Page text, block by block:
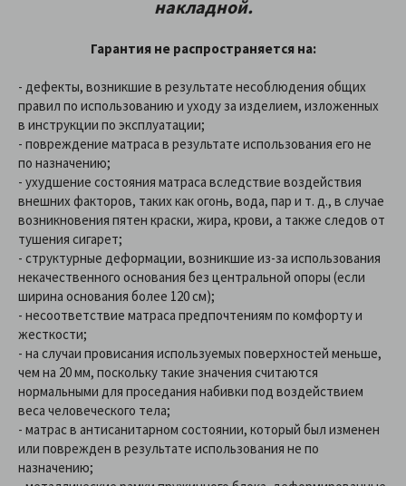
накладной.
Гарантия не распространяется на:
- дефекты, возникшие в результате несоблюдения общих
правил по использованию и уходу за изделием, изложенных
в инструкции по эксплуатации;
- повреждение матраса в результате использования его не
по назначению;
- ухудшение состояния матраса вследствие воздействия
внешних факторов, таких как огонь, вода, пар и т. д., в случае
возникновения пятен краски, жира, крови, а также следов от
тушения сигарет;
- структурные деформации, возникшие из-за использования
некачественного основания без центральной опоры (если
ширина основания более 120 см);
- несоответствие матраса предпочтениям по комфорту и
жесткости;
- на случаи провисания используемых поверхностей меньше,
чем на 20 мм, поскольку такие значения считаются
нормальными для проседания набивки под воздействием
веса человеческого тела;
- матрас в антисанитарном состоянии, который был изменен
или поврежден в результате использования не по
назначению;